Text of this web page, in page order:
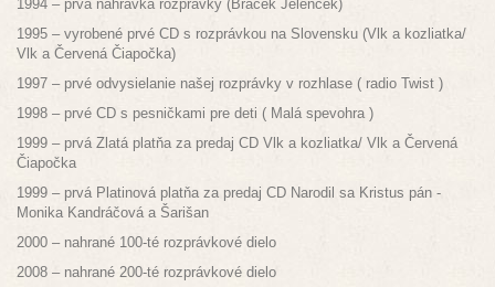
1994 – prvá nahrávka rozprávky (Braček Jelenček)
1995 – vyrobené prvé CD s rozprávkou na Slovensku (Vlk a kozliatka/
Vlk a Červená Čiapočka)
1997 – prvé odvysielanie našej rozprávky v rozhlase ( radio Twist )
1998 – prvé CD s pesničkami pre deti ( Malá spevohra )
1999 – prvá Zlatá platňa za predaj CD Vlk a kozliatka/ Vlk a Červená
Čiapočka
1999 – prvá Platinová platňa za predaj CD Narodil sa Kristus pán -
Monika Kandráčová a Šarišan
2000 – nahrané 100-té rozprávkové dielo
2008 – nahrané 200-té rozprávkové dielo